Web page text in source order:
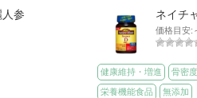
参 ネイチ
価格目安:
健康維持・増進 骨密
栄養機能食品 無添加